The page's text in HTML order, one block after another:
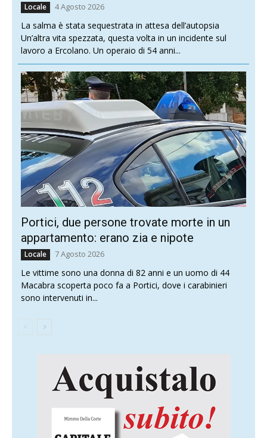
Locale 4 Agosto 2026
La salma è stata sequestrata in attesa dell’autopsia
Un’altra vita spezzata, questa volta in un incidente sul
lavoro a Ercolano. Un operaio di 54 anni...
Portici, due persone trovate morte in un
appartamento: erano zia e nipote
Locale 7 Agosto 2026
Le vittime sono una donna di 82 anni e un uomo di 44
Macabra scoperta poco fa a Portici, dove i carabinieri
sono intervenuti in...